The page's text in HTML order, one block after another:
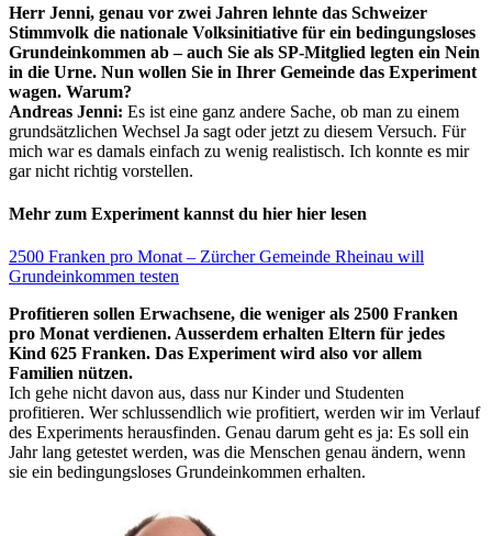
Herr Jenni, genau vor zwei Jahren lehnte das Schweizer
Stimmvolk die nationale Volksinitiative für ein bedingungsloses
Grundeinkommen ab – auch Sie als SP-Mitglied legten ein Nein
in die Urne. Nun wollen Sie in Ihrer Gemeinde das Experiment
wagen. Warum?
Andreas Jenni: Es ist eine ganz andere Sache, ob man zu einem
grundsätzlichen Wechsel Ja sagt oder jetzt zu diesem Versuch. Für
mich war es damals einfach zu wenig realistisch. Ich konnte es mir
gar nicht richtig vorstellen.
Mehr zum Experiment kannst du hier hier lesen
2500 Franken pro Monat – Zürcher Gemeinde Rheinau will
Grundeinkommen testen
Profitieren sollen Erwachsene, die weniger als 2500 Franken
pro Monat verdienen. Ausserdem erhalten Eltern für jedes
Kind 625 Franken. Das Experiment wird also vor allem
Familien nützen.
Ich gehe nicht davon aus, dass nur Kinder und Studenten
profitieren. Wer schlussendlich wie profitiert, werden wir im Verlauf
des Experiments herausfinden. Genau darum geht es ja: Es soll ein
Jahr lang getestet werden, was die Menschen genau ändern, wenn
sie ein bedingungsloses Grundeinkommen erhalten.